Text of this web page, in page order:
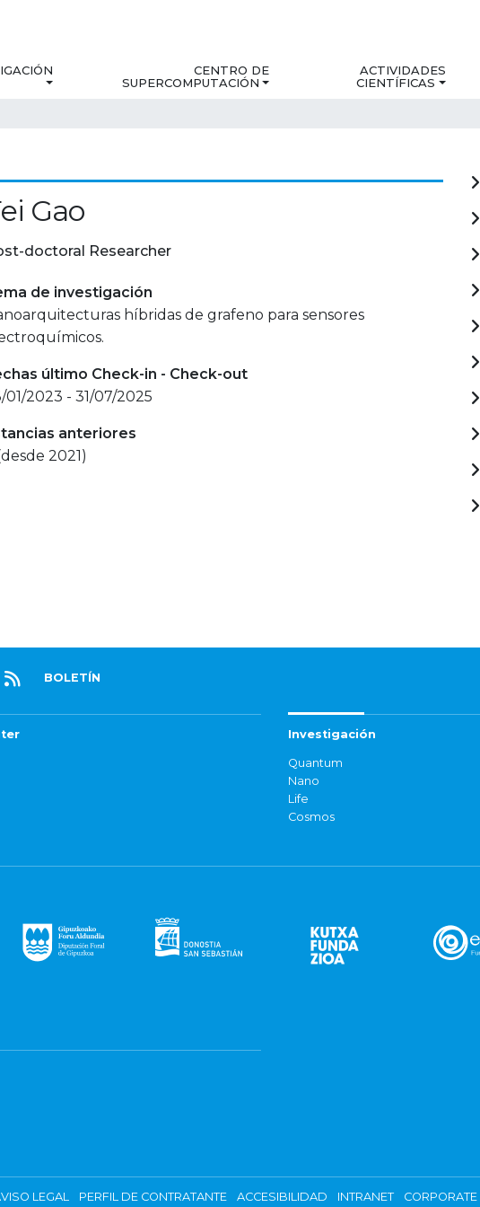
CENTRO DE
SUPERCOMPUTACIÓN
ACTIVIDADES
CIENTÍFICAS
Gao
doctoral Researcher
de investigación
híbridas de grafeno para sensores
último Check-in - Check-out
01/2023 - 31/07/2025
anteriores
2021)
BOLETÍN
Investigación
Quantum
Nano
Life
Cosmos
LEGAL PERFIL DE CONTRATANTE ACCESIBILIDAD INTRANET